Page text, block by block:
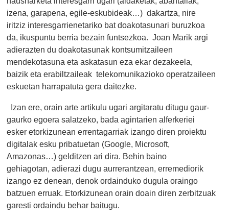
izena, garapena, egile-eskubideak…) dakartza, nire
iritziz interesgarrienetariko bat doakotasunari buruzkoa
da, ikuspuntu berria bezain funtsezkoa. Joan Marik argi
adierazten du doakotasunak kontsumitzaileen
mendekotasuna eta askatasun eza ekar dezakeela,
baizik eta erabiltzaileak telekomunikazioko operatzaileen
eskuetan harrapatuta gera daitezke.
Izan ere, orain arte artikulu ugari argitaratu ditugu gaur-
gaurko egoera salatzeko, bada agintarien alferkeriei
esker etorkizunean errentagarriak izango diren proiektu
digitalak esku pribatuetan (Google, Microsoft,
Amazonas…) gelditzen ari dira. Behin baino
gehiagotan, adierazi dugu aurrerantzean, erremediorik
izango ez denean, denok ordainduko dugula oraingo
batzuen erruak. Etorkizunean orain doain diren zerbitzuak
garesti ordaindu behar baitugu.